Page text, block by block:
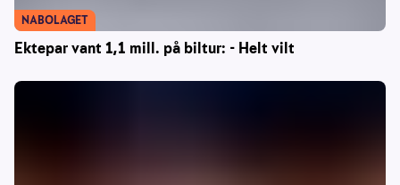
Ektepar vant 1,1 mill. på biltur: - Helt vilt
NABOLAGET